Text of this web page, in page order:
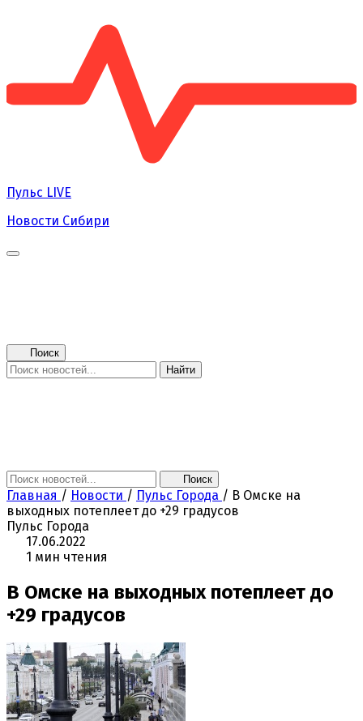
Пульс LIVE
Новости Сибири
Поиск
Найти
Поиск
Главная / Новости / Пульс Города / В Омске на
выходных потеплеет до +29 градусов
Пульс Города
17.06.2022
1 мин чтения
В Омске на выходных потеплеет до
+29 градусов